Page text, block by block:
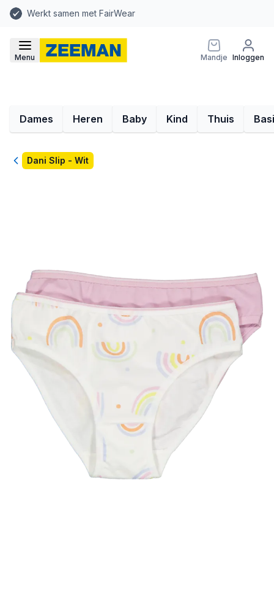
Werkt samen met FairWear
Menu Mandje Inloggen
Dames Heren Baby Kind Thuis
TerugDani Slip - Wit